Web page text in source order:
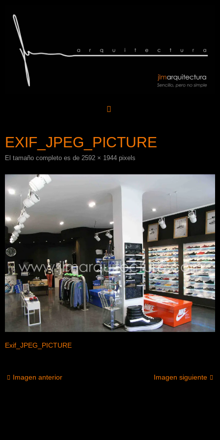
contenido
EXIF_JPEG_PICTURE
El tamaño completo es de 2592 × 1944 pixels
Exif_JPEG_PICTURE
Imagen anterior Imagen siguiente